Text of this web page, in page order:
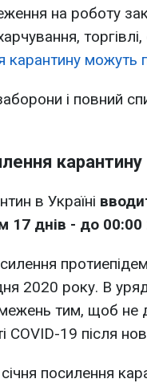
на роботу
карантину можуть
і повний
карантину
в Україні
17 днів - до 00:00
2020 року. В
тим, щоб не
COVID-19 після
посилення